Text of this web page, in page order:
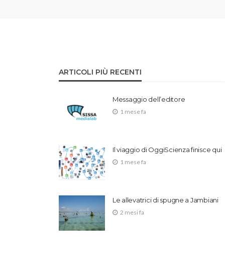
ARTICOLI PIÙ RECENTI
Messaggio dell’editore
1 mese fa
Il viaggio di OggiScienza finisce qui
1 mese fa
Le allevatrici di spugne a Jambiani
2 mesi fa